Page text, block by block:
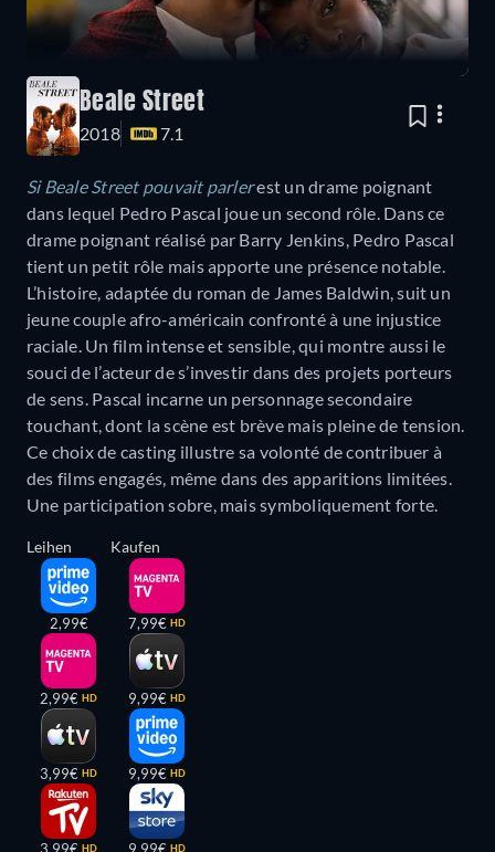
Beale Street
2018 7.1
Si Beale Street pouvait parlerest un drame poignant
dans lequel Pedro Pascal joue un second rôle. Dans ce
drame poignant réalisé par Barry Jenkins, Pedro Pascal
tient un petit rôle mais apporte une présence notable.
L’histoire, adaptée du roman de James Baldwin, suit un
jeune couple afro-américain confronté à une injustice
raciale. Un film intense et sensible, qui montre aussi le
souci de l’acteur de s’investir dans des projets porteurs
de sens. Pascal incarne un personnage secondaire
touchant, dont la scène est brève mais pleine de tension.
Ce choix de casting illustre sa volonté de contribuer à
des films engagés, même dans des apparitions limitées.
Une participation sobre, mais symboliquement forte.
Leihen
2,99€
2,99€ HD
3,99€ HD
HD
Kaufen
7,99€ HD
9,99€ HD
9,99€ HD
HD